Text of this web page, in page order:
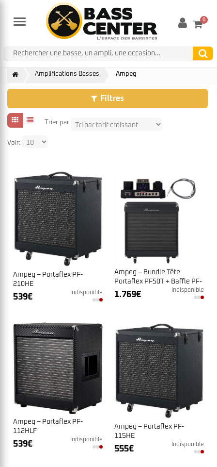
Menu 0
Amplifications Basses Ampeg
Filtres
Trier par
Voir:
Ampeg – Portaflex PF-
210HE
539€ Indisponible
Ampeg – Bundle Tête
Portaflex PF50T + Baffle PF-
115HE
1.769€ Indisponible
Ampeg – Portaflex PF-
112HLF
539€ Indisponible
Ampeg – Portaflex PF-
115HE
555€ Indisponible